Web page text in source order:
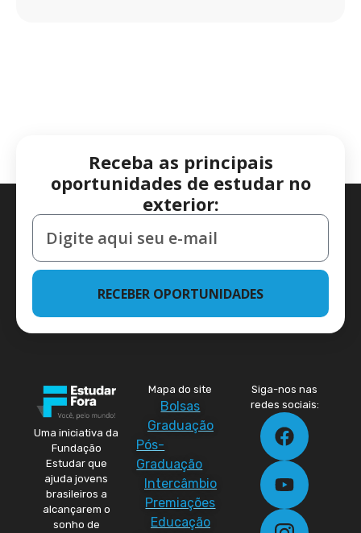
Receba as principais
oportunidades de estudar no
exterior:
RECEBER OPORTUNIDADES
Uma iniciativa da
Fundação
Estudar que
ajuda jovens
brasileiros a
alcançarem o
sonho de
Mapa do site
Bolsas
Graduação
Pós-
Graduação
Intercâmbio
Premiações
Educação
Siga-nos nas
redes sociais: